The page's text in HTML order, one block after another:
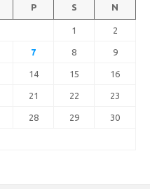
P S N
1 2
7 8 9
14 15 16
21 22 23
28 29 30